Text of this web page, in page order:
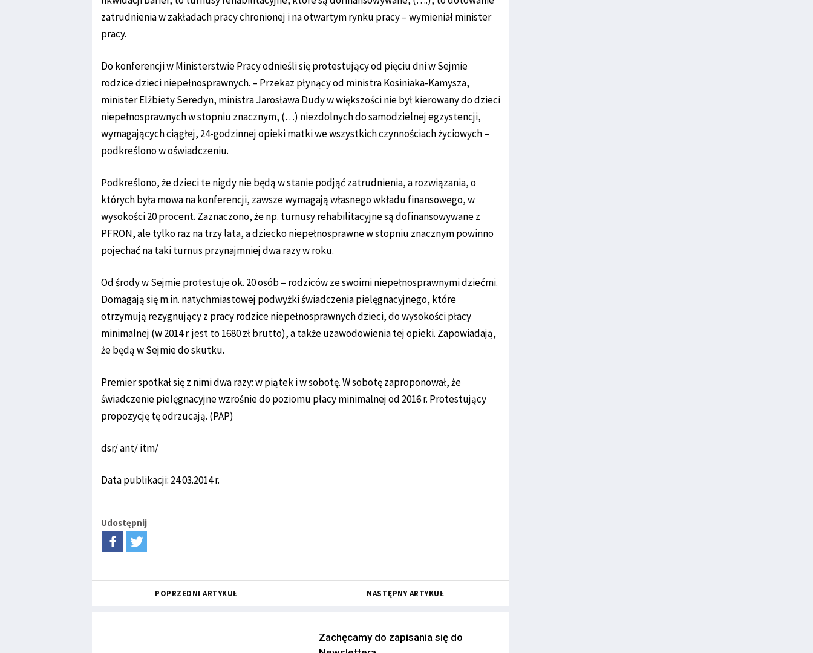
zatrudnienia w zakładach pracy chronionej i na otwartym rynku pracy – wymieniał minister
pracy.
Do konferencji w Ministerstwie Pracy odnieśli się protestujący od pięciu dni w Sejmie
rodzice dzieci niepełnosprawnych. – Przekaz płynący od ministra Kosiniaka-Kamysza,
minister Elżbiety Seredyn, ministra Jarosława Dudy w większości nie był kierowany do dzieci
niepełnosprawnych w stopniu znacznym, (…) niezdolnych do samodzielnej egzystencji,
wymagających ciągłej, 24-godzinnej opieki matki we wszystkich czynnościach życiowych –
podkreślono w oświadczeniu.
Podkreślono, że dzieci te nigdy nie będą w stanie podjąć zatrudnienia, a rozwiązania, o
których była mowa na konferencji, zawsze wymagają własnego wkładu finansowego, w
wysokości 20 procent. Zaznaczono, że np. turnusy rehabilitacyjne są dofinansowywane z
PFRON, ale tylko raz na trzy lata, a dziecko niepełnosprawne w stopniu znacznym powinno
pojechać na taki turnus przynajmniej dwa razy w roku.
Od środy w Sejmie protestuje ok. 20 osób – rodziców ze swoimi niepełnosprawnymi dziećmi.
Domagają się m.in. natychmiastowej podwyżki świadczenia pielęgnacyjnego, które
otrzymują rezygnujący z pracy rodzice niepełnosprawnych dzieci, do wysokości płacy
minimalnej (w 2014 r. jest to 1680 zł brutto), a także uzawodowienia tej opieki. Zapowiadają,
że będą w Sejmie do skutku.
Premier spotkał się z nimi dwa razy: w piątek i w sobotę. W sobotę zaproponował, że
świadczenie pielęgnacyjne wzrośnie do poziomu płacy minimalnej od 2016 r. Protestujący
propozycję tę odrzucają. (PAP)
dsr/ ant/ itm/
Data publikacji: 24.03.2014 r.
Udostępnij
POPRZEDNI ARTYKUŁ NASTĘPNY ARTYKUŁ
Zachęcamy do zapisania się do